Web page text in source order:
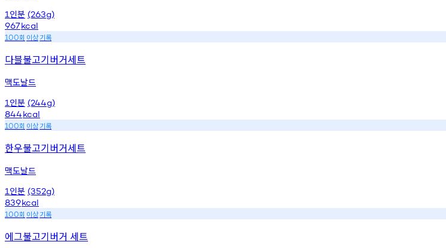
1 인분 (263g)
967kcal
100회 이상기록
다블불고기버거세트
맥도날드
1 인분 (244g)
844kcal
100회 이상기록
한우불고기버거세트
맥도날드
1 인분 (352g)
839kcal
100회 이상기록
에그불고기버거 세트